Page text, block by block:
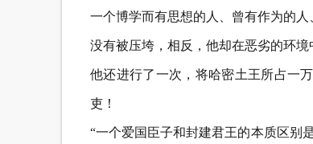
一个博学而有思想的人、曾有作为的
没有被压垮，相反，他却在恶劣的环
他还进行了一次，将哈密土王所占一
吏！
“一个爱国臣子和封建君王的本质区别